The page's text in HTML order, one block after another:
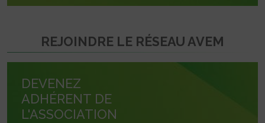
REJOINDRE LE RÉSEAU AVEM
DEVENEZ
ADHÉRENT DE
L'ASSOCIATION